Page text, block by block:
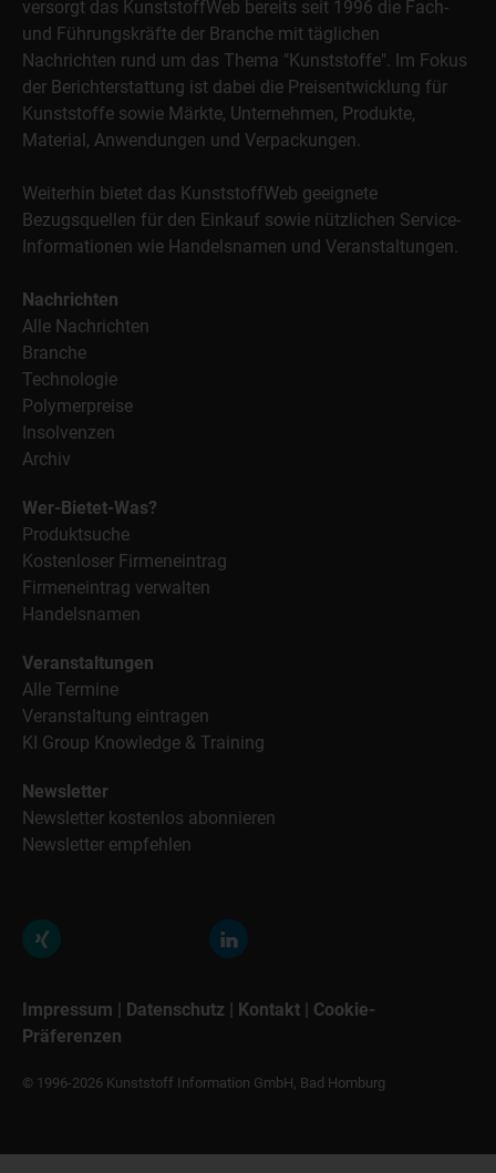
versorgt das KunststoffWeb bereits seit 1996 die Fach-
und Führungskräfte der Branche mit täglichen
Nachrichten rund um das Thema "Kunststoffe". Im Fokus
der Berichterstattung ist dabei die Preisentwicklung für
Kunststoffe sowie Märkte, Unternehmen, Produkte,
Material, Anwendungen und Verpackungen.
Weiterhin bietet das KunststoffWeb geeignete
Bezugsquellen für den Einkauf sowie nützlichen Service-
Informationen wie Handelsnamen und Veranstaltungen.
Nachrichten
Alle Nachrichten
Branche
Technologie
Polymerpreise
Insolvenzen
Archiv
Wer-Bietet-Was?
Produktsuche
Kostenloser Firmeneintrag
Firmeneintrag verwalten
Handelsnamen
Veranstaltungen
Alle Termine
Veranstaltung eintragen
KI Group Knowledge & Training
Newsletter
Newsletter kostenlos abonnieren
Newsletter empfehlen
Impressum | Datenschutz | Kontakt | Cookie-
Präferenzen
© 1996-2026 Kunststoff Information GmbH, Bad Homburg